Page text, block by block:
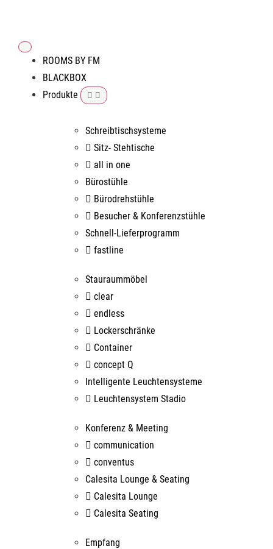
ROOMS BY FM
BLACKBOX
Produkte
Schreibtischsysteme
Sitz- Stehtische
all in one
Bürostühle
Bürodrehstühle
Besucher & Konferenzstühle
Schnell-Lieferprogramm
fastline
Stauraummöbel
clear
endless
Lockerschränke
Container
concept Q
Intelligente Leuchtensysteme
Leuchtensystem Stadio
Konferenz & Meeting
communication
conventus
Calesita Lounge & Seating
Calesita Lounge
Calesita Seating
Empfang